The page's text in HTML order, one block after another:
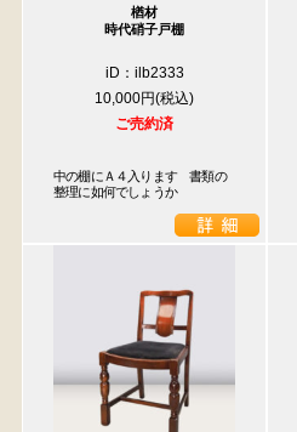
楢材
時代硝子戸棚
iD：ilb2333
10,000円
ご売約済
中の棚にＡ４入ります　書類の
整理に如何でしょうか